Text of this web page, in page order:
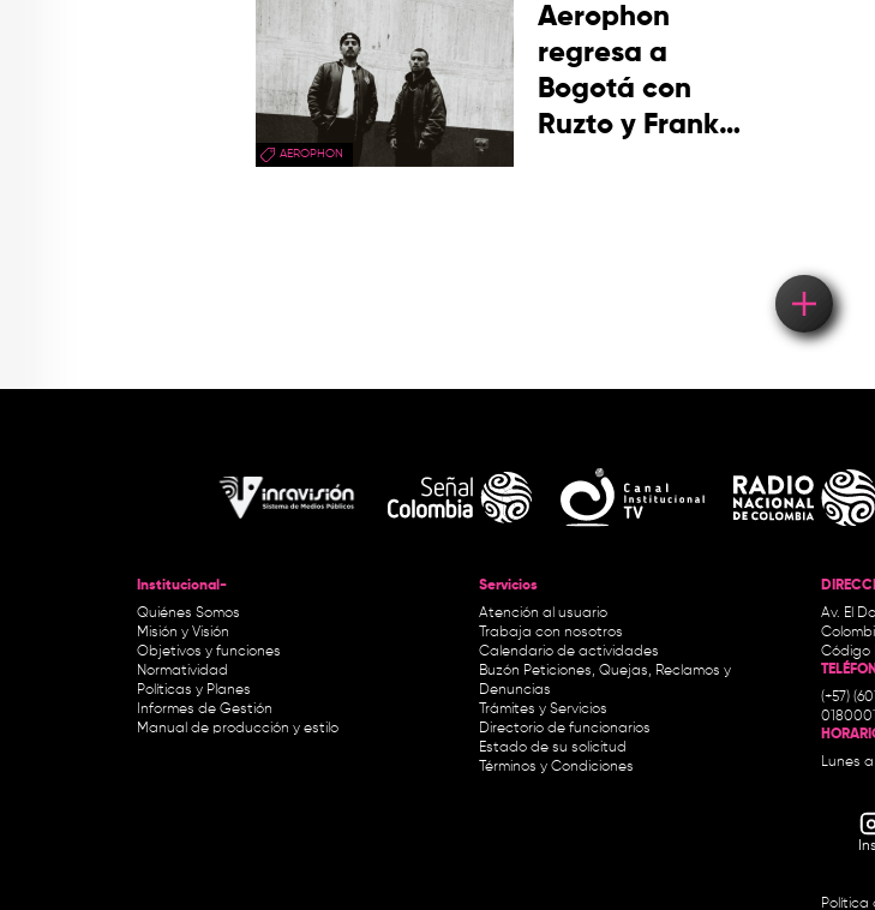
AEROPHON
Aerophon
regresa a
Bogotá con
Ruzto y Frank
Institucional-
Quiénes Somos
Misión y Visión
Objetivos y funciones
Normatividad
Políticas y Planes
Informes de Gestión
Manual de producción y estilo
Servicios
Atención al usuario
Trabaja con nosotros
Calendario de actividades
Buzón Peticiones, Quejas, Reclamos y
Denuncias
Trámites y Servicios
Directorio de funcionarios
Estado de su solicitud
Términos y Condiciones
Av. El
Código
(+57)
Lunes